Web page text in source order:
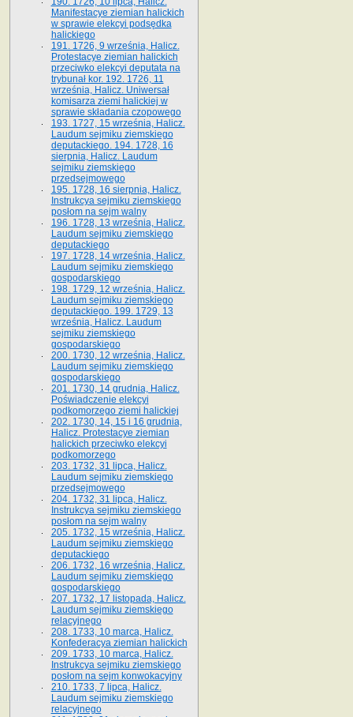
Manifestacye ziemian halickich
w sprawie elekcyi podsędka
halickiego
191. 1726, 9 września, Halicz.
Protestacye ziemian halickich
przeciwko elekcyi deputata na
trybunał kor. 192. 1726, 11
września, Halicz. Uniwersał
komisarza ziemi halickiej w
sprawie składania czopowego
193. 1727, 15 września, Halicz.
Laudum sejmiku ziemskiego
deputackiego. 194. 1728, 16
sierpnia, Halicz. Laudum
sejmiku ziemskiego
przedsejmowego
195. 1728, 16 sierpnia, Halicz.
Instrukcya sejmiku ziemskiego
posłom na sejm walny
196. 1728, 13 września, Halicz.
Laudum sejmiku ziemskiego
deputackiego
197. 1728, 14 września, Halicz.
Laudum sejmiku ziemskiego
gospodarskiego
198. 1729, 12 września, Halicz.
Laudum sejmiku ziemskiego
deputackiego. 199. 1729, 13
września, Halicz. Laudum
sejmiku ziemskiego
gospodarskiego
200. 1730, 12 września, Halicz.
Laudum sejmiku ziemskiego
gospodarskiego
201. 1730, 14 grudnia, Halicz.
Poświadczenie elekcyi
podkomorzego ziemi halickiej
202. 1730, 14, 15 i 16 grudnia,
Halicz. Protestacye ziemian
halickich przeciwko elekcyi
podkomorzego
203. 1732, 31 lipca, Halicz.
Laudum sejmiku ziemskiego
przedsejmowego
204. 1732, 31 lipca, Halicz.
Instrukcya sejmiku ziemskiego
posłom na sejm walny
205. 1732, 15 września, Halicz.
Laudum sejmiku ziemskiego
deputackiego
206. 1732, 16 września, Halicz.
Laudum sejmiku ziemskiego
gospodarskiego
207. 1732, 17 listopada, Halicz.
Laudum sejmiku ziemskiego
relacyjnego
208. 1733, 10 marca, Halicz.
Konfederacya ziemian halickich­
209. 1733, 10 marca, Halicz.
Instrukcya sejmiku ziemskiego
posłom na sejm konwokacyjny
210. 1733, 7 lipca, Halicz.
Laudum sejmiku ziemskiego
relacyjnego